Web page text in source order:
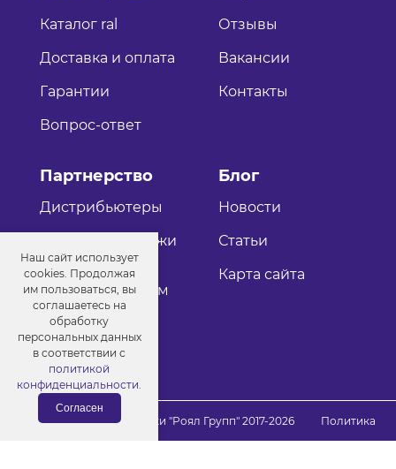
Каталог ral
Доставка и оплата
Гарантии
Вопрос-ответ
Отзывы
Вакансии
Контакты
Партнерство
Дистрибьютеры
Оптовые продажи
Как стать
дистрибьютером
Блог
Новости
Статьи
Карта сайта
© Порошковые краски "Роял Групп" 2017-2026
Политика
конфиденциальности
Наш сайт использует
cookies. Продолжая
им пользоваться, вы
соглашаетесь на
обработку
персональных данных
в соответствии с
политикой
конфиденциальности.
Согласен